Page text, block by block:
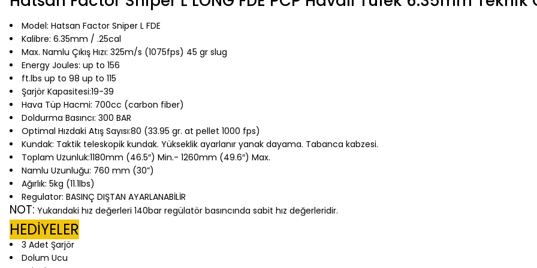
Model: Hatsan Factor Sniper L FDE
Kalibre: 6.35mm / .25cal
Max. Namlu Çıkış Hızı: 325m/s (1075fps) 45 gr slug
Energy Joules: up to 156
ft.lbs up to 98 up to 115
Şarjör Kapasitesi:19-39
Hava Tüp Hacmi: 700cc (carbon fiber)
Doldurma Basıncı: 300 BAR
Optimal Hızdaki Atış Sayısı:80 (33.95 gr. at pellet 1000 fps)
Kundak: Taktik teleskopik kundak. Yükseklik ayarlanır yanak dayama. Tabanca kabzesi.
Toplam Uzunluk:1180mm (46.5″) Min.- 1260mm (49.6″) Max.
Namlu Uzunluğu: 760 mm (30”)
Ağırlık: 5kg (11.1lbs)
Regulator: BASINÇ DIŞTAN AYARLANABİLİR
NOT: Yukarıdaki hız değerleri 140bar regülatör basıncında sabit hız değerleridir.
HEDİYELER
3 Adet Şarjör
Dolum Ucu